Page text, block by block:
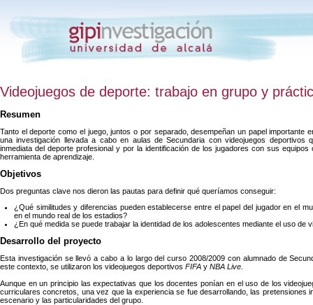
Videojuegos de deporte: trabajo en grupo y
Resumen
Tanto el deporte como el juego, juntos o por separado, desempeñan un papel importante
una investigación llevada a cabo en aulas de Secundaria con videojuegos deportivos
inmediata del deporte profesional y por la identificación de los jugadores con sus
herramienta de aprendizaje.
Objetivos
Dos preguntas clave nos dieron las pautas para definir qué queríamos conseguir:
¿Qué similitudes y diferencias pueden establecerse entre el papel del jugador en el
en el mundo real de los estadios?
¿En qué medida se puede trabajar la identidad de los adolescentes mediante el uso de
Desarrollo del proyecto
Esta investigación se llevó a cabo a lo largo del curso 2008/2009 con alumnado de
este contexto, se utilizaron los videojuegos deportivos FIFA y NBA Live.
Aunque en un principio las expectativas que los docentes ponían en el uso de los
curriculares concretos, una vez que la experiencia se fue desarrollando, las pretensiones
escenario y las particularidades del grupo.